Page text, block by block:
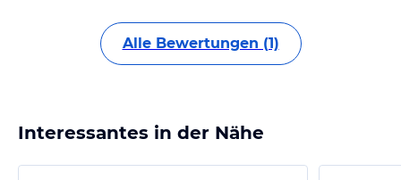
Alle Bewertungen (1)
Interessantes in der Nähe